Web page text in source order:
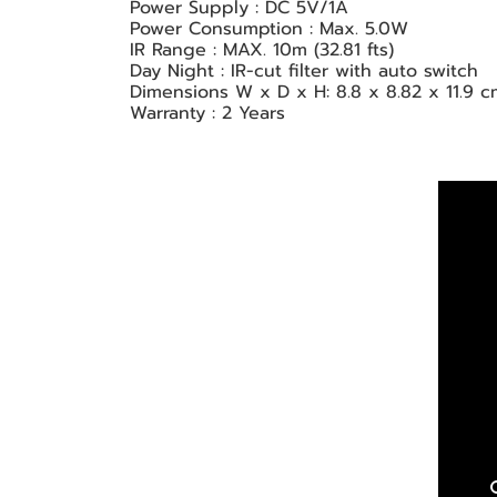
Power Supply : DC 5V/1A
Power Consumption : Max. 5.0W
IR Range : MAX. 10m (32.81 fts)
Day Night : IR-cut filter with auto switch
Dimensions W x D x H: 8.8 x 8.82 x 11.9
Warranty : 2 Years